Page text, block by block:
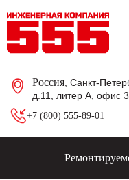
Россия , Санкт-
д.11, литер А, офис
+7 (800) 555-89-01